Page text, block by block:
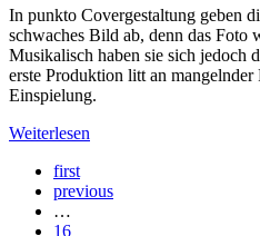
In punkto Covergestaltung geben
schwaches Bild ab, denn das Foto
Musikalisch haben sie sich jedoch
erste Produktion litt an mangelnder
Einspielung.
Weiterlesen
first
previous
…
16